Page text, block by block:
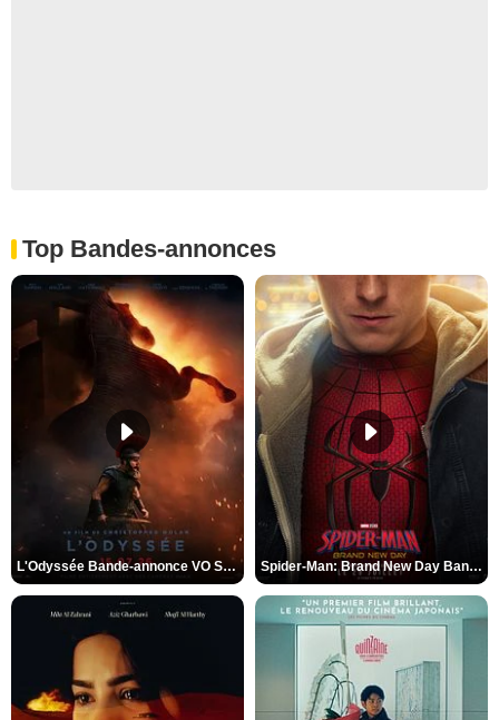
Top Bandes-annonces
L'Odyssée Bande-annonce VO STFR Spider-Man: Brand New Day Bande-annonce VO STFR